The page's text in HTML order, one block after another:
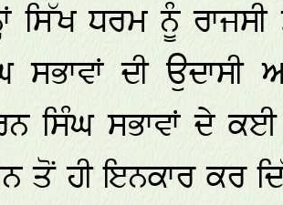
ਸਿੱਖ ਧਰਮ ਨੂੰ
ਸਭਾਵਾਂ ਦੀ ਉਦਾਸੀ
ਸਿੰਘ ਸਭਾਵਾਂ ਦੇ
ਤੋਂ ਹੀ ਇਨਕਾਰ ਕਰ